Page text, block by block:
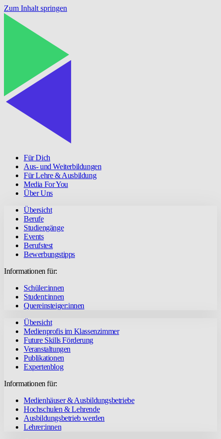
Zum Inhalt springen
Für Dich
Aus- und Weiterbildungen
Für Lehre & Ausbildung
Media For You
Über Uns
Übersicht
Berufe
Studiengänge
Events
Berufstest
Bewerbungstipps
Informationen für:
Schüler:innen
Student:innen
Quereinsteiger:innen
Übersicht
Medienprofis im Klassenzimmer
Future Skills Förderung
Veranstaltungen
Publikationen
Expertenblog
Informationen für:
Medienhäuser & Ausbildungsbetriebe
Hochschulen & Lehrende
Ausbildungsbetrieb werden
Lehrer:innen